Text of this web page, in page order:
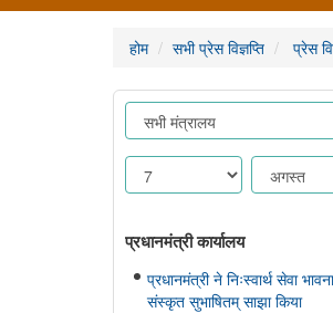
होम सभी प्रेस विज्ञप्ति प्रेस
प्रधानमंत्री कार्यालय
प्रधानमंत्री ने निःस्वार्थ सेवा
संस्कृत सुभाषितम् साझा किया